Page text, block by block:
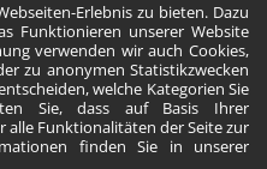
Erlebnis zu bieten. Dazu
Funktionieren unserer Website
verwenden wir auch Cookies,
zu anonymen Statistikzwecken
welche Kategorien Sie
Sie, dass auf Basis Ihrer
alle Funktionalitäten der Seite zur
finden Sie in unserer